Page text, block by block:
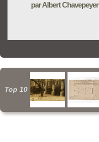
par Albert Chavepeyer
Top 10